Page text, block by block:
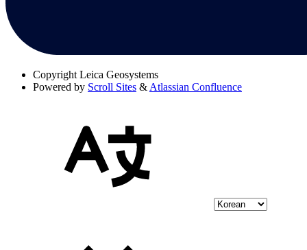
Copyright Leica Geosystems
Powered by Scroll Sites & Atlassian Confluence